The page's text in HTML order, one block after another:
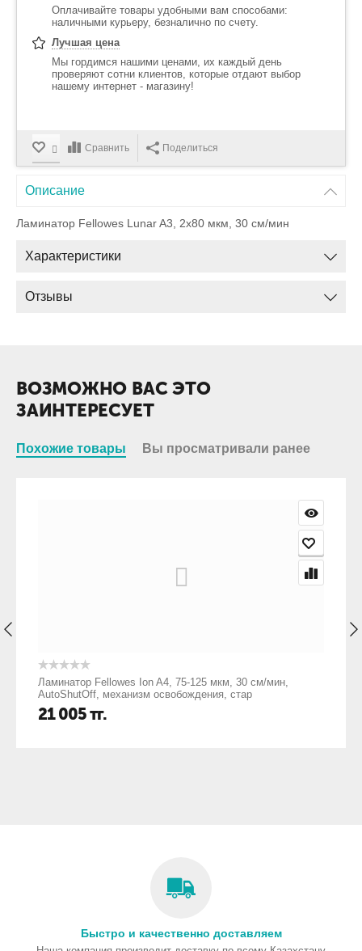
Оплачивайте товары удобными вам способами:
наличными курьеру, безналично по счету.
Лучшая цена
Мы гордимся нашими ценами, их каждый день
проверяют сотни клиентов, которые отдают выбор
нашему интернет - магазину!
Сравнить Поделиться
Описание
Ламинатор Fellowes Lunar A3, 2х80 мкм, 30 см/мин
Характеристики
Отзывы
ВОЗМОЖНО ВАС ЭТО
ЗАИНТЕРЕСУЕТ
Похожие товары Вы просматривали ранее
Ламинатор Fellowes Ion A4, 75-125 мкм, 30 см/мин,
AutoShutOff, механизм освобождения, стар
21 005тг.
Быстро и качественно доставляем